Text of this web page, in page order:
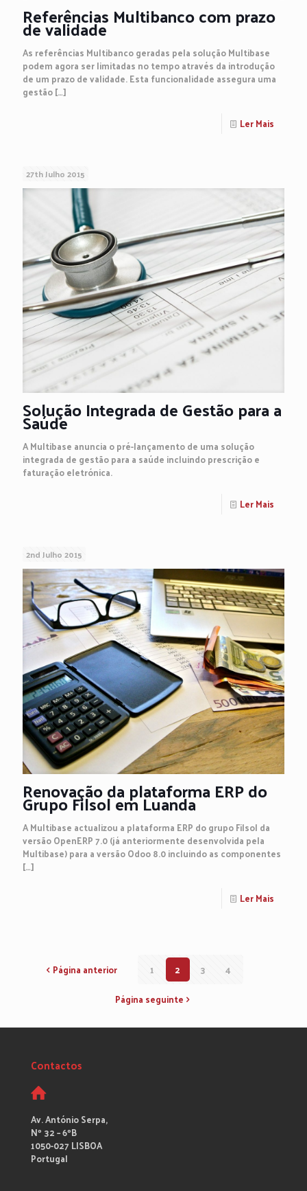
Referências Multibanco com prazo
de validade
As referências Multibanco geradas pela solução Multibase
podem agora ser limitadas no tempo através da introdução
de um prazo de validade. Esta funcionalidade assegura uma
gestão[…]
Ler Mais
27th Julho 2015
Solução Integrada de Gestão para a
Saúde
A Multibase anuncia o pré-lançamento de uma solução
integrada de gestão para a saúde incluindo prescrição e
faturação eletrónica.
Ler Mais
2nd Julho 2015
Renovação da plataforma ERP do
Grupo Filsol em Luanda
A Multibase actualizou a plataforma ERP do grupo Filsol da
versão OpenERP 7.0 (já anteriormente desenvolvida pela
Multibase) para a versão Odoo 8.0 incluindo as componentes
[…]
Ler Mais
Página anterior 1 2 3
4
Página seguinte
Contactos
Av. António Serpa,
Nº 32 – 6ºB
1050-027 LISBOA
Portugal